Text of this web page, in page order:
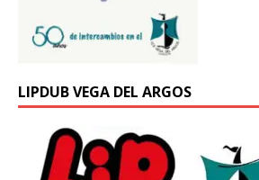
LIPDUB VEGA DEL ARGOS